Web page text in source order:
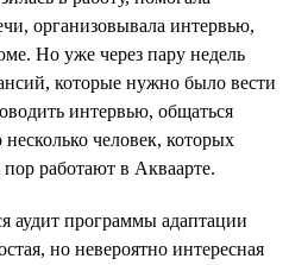
организовывала интервью,
Но уже через пару недель
которые нужно было вести
интервью, общаться
человек, которых
работают в Акваарте.
аудит программы адаптации
но невероятно интересная